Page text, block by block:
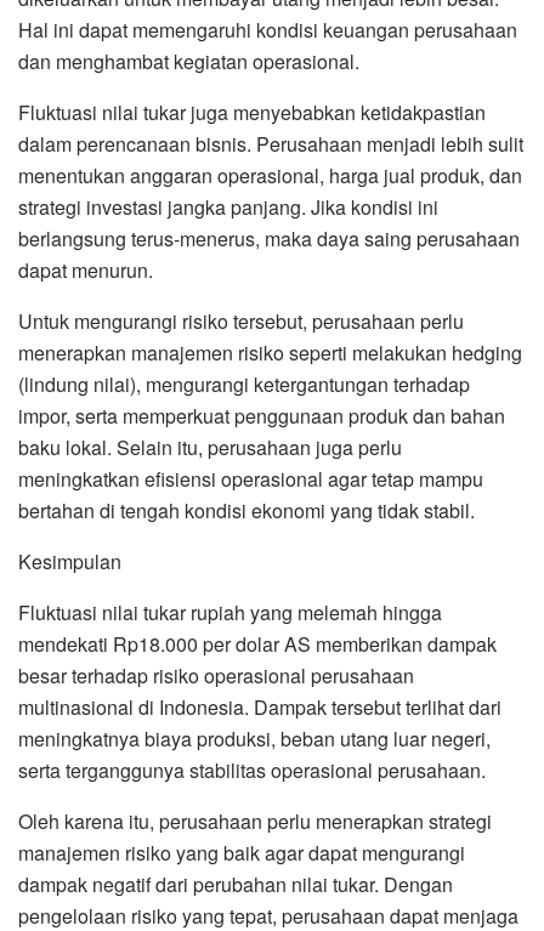
Hal ini dapat memengaruhi kondisi keuangan perusahaan
dan menghambat kegiatan operasional.
Fluktuasi nilai tukar juga menyebabkan ketidakpastian
dalam perencanaan bisnis. Perusahaan menjadi lebih sulit
menentukan anggaran operasional, harga jual produk, dan
strategi investasi jangka panjang. Jika kondisi ini
berlangsung terus-menerus, maka daya saing perusahaan
dapat menurun.
Untuk mengurangi risiko tersebut, perusahaan perlu
menerapkan manajemen risiko seperti melakukan hedging
(lindung nilai), mengurangi ketergantungan terhadap
impor, serta memperkuat penggunaan produk dan bahan
baku lokal. Selain itu, perusahaan juga perlu
meningkatkan efisiensi operasional agar tetap mampu
bertahan di tengah kondisi ekonomi yang tidak stabil.
Kesimpulan
Fluktuasi nilai tukar rupiah yang melemah hingga
mendekati Rp18.000 per dolar AS memberikan dampak
besar terhadap risiko operasional perusahaan
multinasional di Indonesia. Dampak tersebut terlihat dari
meningkatnya biaya produksi, beban utang luar negeri,
serta terganggunya stabilitas operasional perusahaan.
Oleh karena itu, perusahaan perlu menerapkan strategi
manajemen risiko yang baik agar dapat mengurangi
dampak negatif dari perubahan nilai tukar. Dengan
pengelolaan risiko yang tepat, perusahaan dapat menjaga